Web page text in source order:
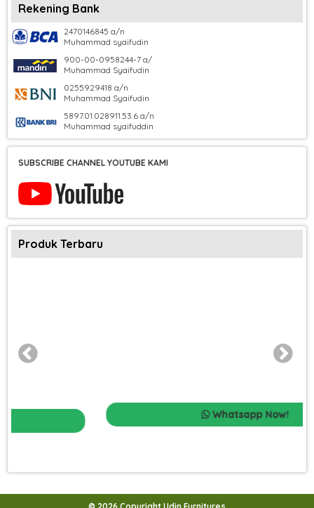
Rekening Bank
2470146845 a/n
Muhammad syaifudin
900-00-0958244-7 a/
Muhammad Syaifudin
0255929418 a/n
Muhammad Syaifudin
5897.01.028911.53.6 a/n
Muhammad syaifuddin
SUBSCRIBE CHANNEL YOUTUBE KAMI
Produk Terbaru
Whatsapp Now!